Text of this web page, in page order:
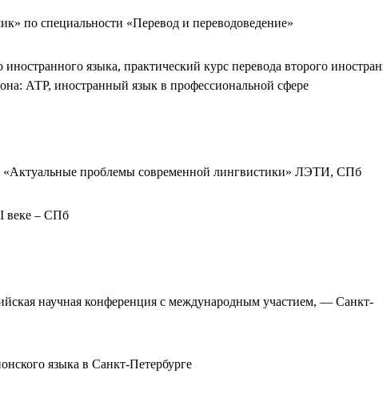
по специальности «Перевод и переводоведение»
иностранного языка, практический курс перевода второго
АТР, иностранный язык в профессиональной сфере
«Актуальные проблемы современной лингвистики» ЛЭТИ, СПб
веке – СПб
научная конференция с международным участием, — Санкт-
языка в Санкт-Петербурге